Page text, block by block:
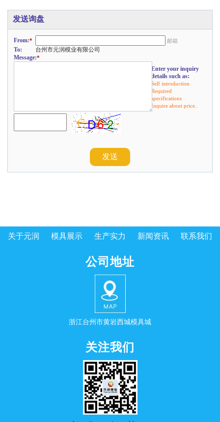
发送询盘
From:* 邮箱
To:
台州市元润模业有限公司
Message:*
Enter your inquiry
details such as:
Self introduction
Required
specifications
Inquire about price..
发送
关于元润 模具展示 生产实力 新闻资讯 联系我们
公司地址
浙江台州市黄岩西城模具城
关注我们